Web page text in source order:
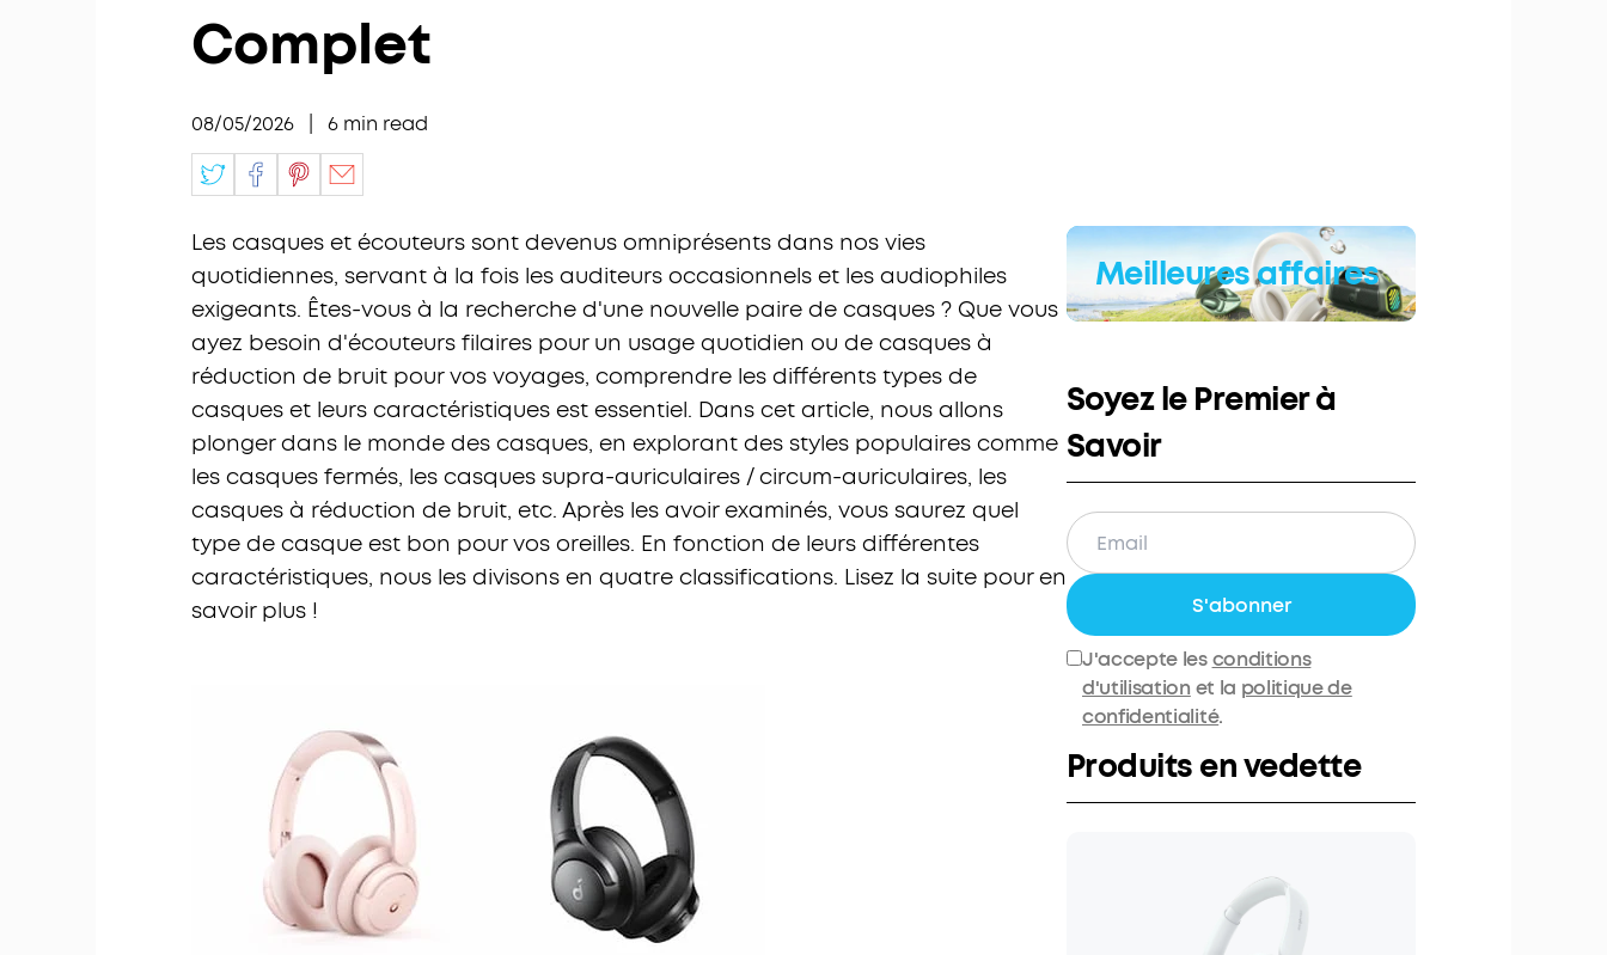
Complet
08/05/2026 6 min read
Les casques et écouteurs sont devenus omniprésents dans nos vies
quotidiennes, servant à la fois les auditeurs occasionnels et les audiophiles
exigeants. Êtes-vous à la recherche d'une nouvelle paire de casques ? Que vous
ayez besoin d'écouteurs filaires pour un usage quotidien ou de casques à
réduction de bruit pour vos voyages, comprendre les différents types de
casques et leurs caractéristiques est essentiel. Dans cet article, nous allons
plonger dans le monde des casques, en explorant des styles populaires comme
les casques fermés, les casques supra-auriculaires / circum-auriculaires, les
casques à réduction de bruit, etc. Après les avoir examinés, vous saurez quel
type de casque est bon pour vos oreilles. En fonction de leurs différentes
caractéristiques, nous les divisons en quatre classifications. Lisez la suite pour en
savoir plus !
Meilleures affaires
Soyez le Premier à
Savoir
S'abonner
J'accepte lesconditions
d'utilisation et la politique de
confidentialité.
Produits en vedette